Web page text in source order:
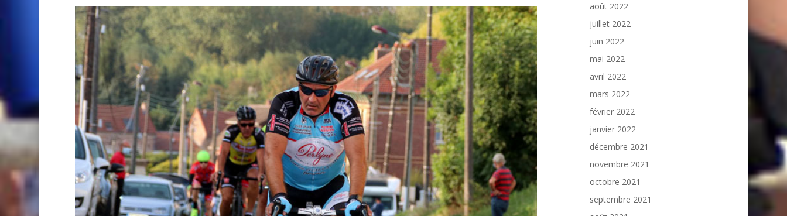
août 2022
juillet 2022
juin 2022
mai 2022
avril 2022
mars 2022
février 2022
janvier 2022
décembre 2021
novembre 2021
octobre 2021
septembre 2021